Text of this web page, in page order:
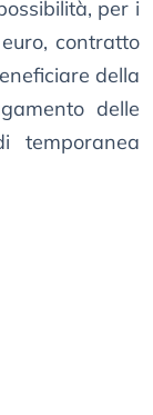
per i
contratto
della
delle
temporanea